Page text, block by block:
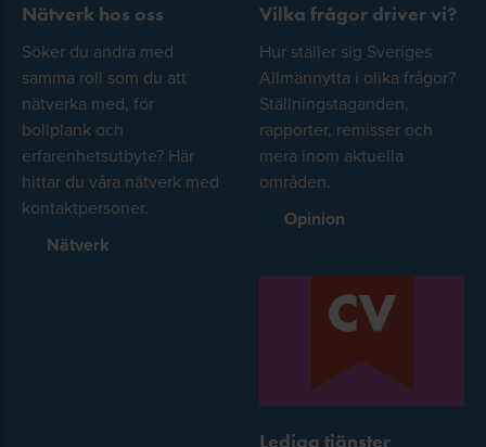
Nätverk hos oss
Söker du andra med
samma roll som du att
nätverka med, för
bollplank och
erfarenhetsutbyte? Här
hittar du våra nätverk med
kontaktpersoner.
Nätverk
Vilka frågor driver vi?
Hur ställer sig Sveriges
Allmännytta i olika frågor?
Ställningstaganden,
rapporter, remisser och
mera inom aktuella
områden.
Opinion
Lediga tjänster